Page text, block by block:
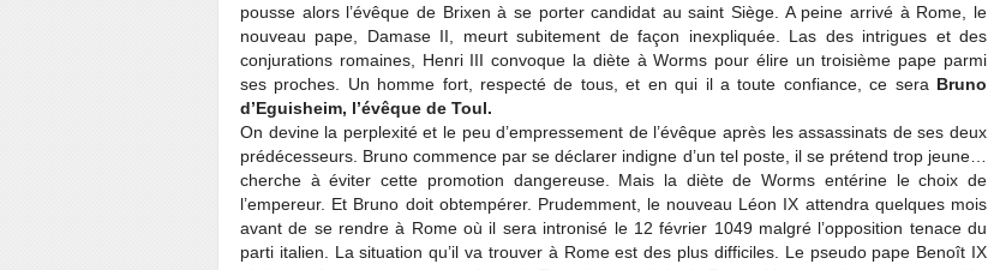
pousse alors l’évêque de Brixen à se porter candidat au saint Siège. A peine arrivé à Rome, le
nouveau pape, Damase II, meurt subitement de façon inexpliquée. Las des intrigues et des
conjurations romaines, Henri III convoque la diète à Worms pour élire un troisième pape parmi
ses proches. Un homme fort, respecté de tous, et en qui il a toute confiance, ce sera Bruno
d’Eguisheim, l’évêque de Toul.
On devine la perplexité et le peu d’empressement de l’évêque après les assassinats de ses deux
prédécesseurs. Bruno commence par se déclarer indigne d’un tel poste, il se prétend trop jeune…
cherche à éviter cette promotion dangereuse. Mais la diète de Worms entérine le choix de
l’empereur. Et Bruno doit obtempérer. Prudemment, le nouveau Léon IX attendra quelques mois
avant de se rendre à Rome où il sera intronisé le 12 février 1049 malgré l’opposition tenace du
parti italien. La situation qu’il va trouver à Rome est des plus difficiles. Le pseudo pape Benoît IX